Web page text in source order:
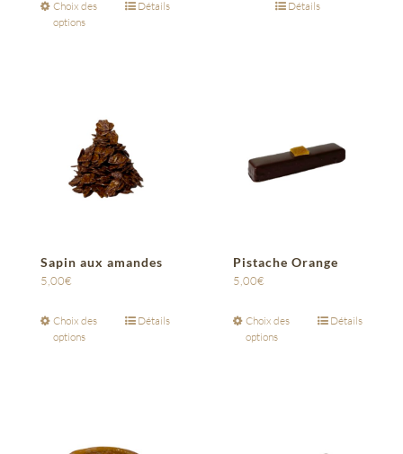
Choix des
options
Détails Détails
Sapin aux amandes
5,00€
Choix des
options
Détails
Pistache Orange
5,00€
Choix des
options
Détails